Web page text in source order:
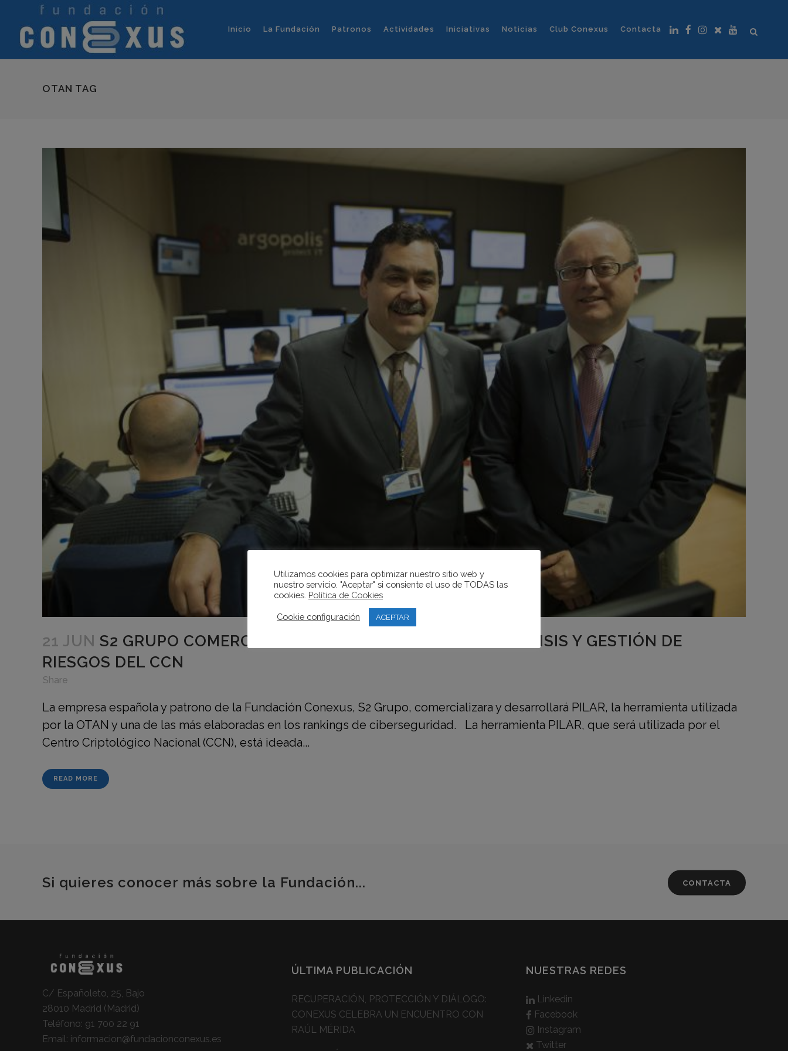
Inicio La Fundación Patronos Actividades Iniciativas Noticias Club Conexus Contacta
OTAN TAG
21 JUN S2 GRUPO COMERCIALIZARÁ LA HERRAMIENTA DE ANÁLISIS Y GESTIÓN DE
RIESGOS DEL CCN
Share
La empresa española y patrono de la Fundación Conexus, S2 Grupo, comercializara y desarrollará PILAR, la herramienta utilizada
por la OTAN y una de las más elaboradas en los rankings de ciberseguridad. La herramienta PILAR, que será utilizada por el
Centro Criptológico Nacional (CCN), está ideada...
READ MORE
Si quieres conocer más sobre la Fundación... CONTACTA
C/ Españoleto, 25, Bajo
28010 Madrid (Madrid)
Teléfono: 91 700 22 91
Email: informacion@fundacionconexus.es
ÚLTIMA PUBLICACIÓN
RECUPERACIÓN, PROTECCIÓN Y DIÁLOGO:
CONEXUS CELEBRA UN ENCUENTRO CON
RAÚL MÉRIDA
NUESTRAS REDES
Linkedin
Facebook
Instagram
Twitter
Utilizamos cookies para optimizar nuestro sitio web y
nuestro servicio. "Aceptar" si consiente el uso de TODAS las
cookies. Política de Cookies
Cookie configuración ACEPTAR